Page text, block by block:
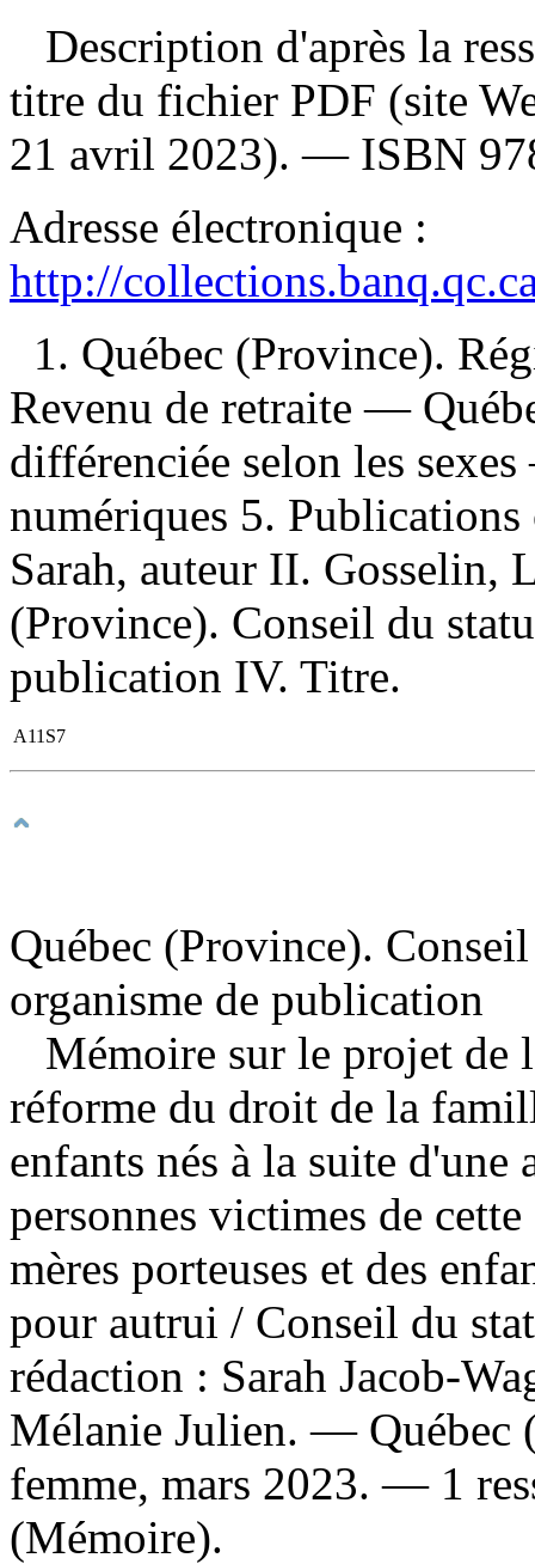
Description d'après la
titre du fichier PDF (site
21 avril 2023). — ISBN
Adresse électronique :
http://
1. Québec (Province).
Revenu de retraite —
différenciée selon les
numériques 5.
Sarah, auteur II. Gosselin,
(Province). Conseil du
publication IV. Titre.
A11S7
Québec (Province).
organisme de publication
Mémoire sur le projet
réforme du droit de la
enfants nés à la suite d'une
personnes victimes de
mères porteuses et des
pour autrui / Conseil du
rédaction : Sarah Jacob-
Mélanie Julien. — Québec
femme, mars 2023. — 1
(Mémoire).